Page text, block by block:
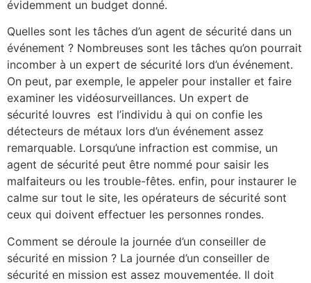
évidemment un budget donné.
Quelles sont les tâches d’un agent de sécurité dans un
événement ? Nombreuses sont les tâches qu’on pourrait
incomber à un expert de sécurité lors d’un événement.
On peut, par exemple, le appeler pour installer et faire
examiner les vidéosurveillances. Un expert de
sécurité louvres est l’individu à qui on confie les
détecteurs de métaux lors d’un événement assez
remarquable. Lorsqu’une infraction est commise, un
agent de sécurité peut être nommé pour saisir les
malfaiteurs ou les trouble-fêtes. enfin, pour instaurer le
calme sur tout le site, les opérateurs de sécurité sont
ceux qui doivent effectuer les personnes rondes.
Comment se déroule la journée d’un conseiller de
sécurité en mission ? La journée d’un conseiller de
sécurité en mission est assez mouvementée. Il doit